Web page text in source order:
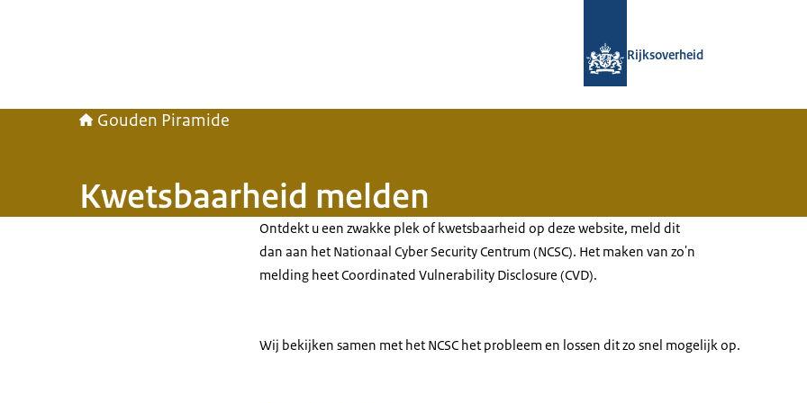
Rijksoverheid
Gouden Piramide
Kwetsbaarheid melden
Ontdekt u een zwakke plek of kwetsbaarheid op deze website, meld dit
dan aan het Nationaal Cyber Security Centrum (NCSC). Het maken van zo'n
melding heet Coordinated Vulnerability Disclosure (CVD).
Wij bekijken samen met het NCSC het probleem en lossen dit zo snel mogelijk op.